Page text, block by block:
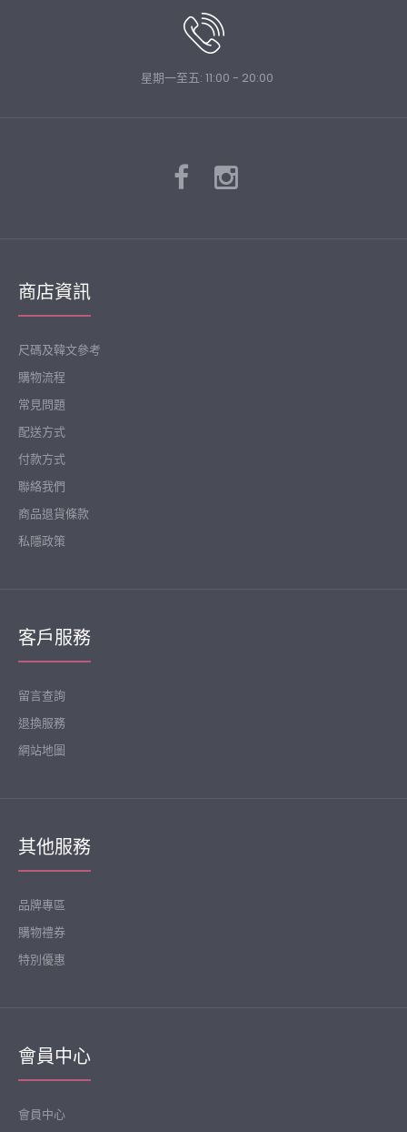
cooingkids-베이비옷 - S멜리사슈트(보넷세트)♡韓國幼兒裝
星期一至五: 11:00 - 20:00
商店資訊
尺碼及韓文參考
購物流程
常見問題
配送方式
付款方式
聯絡我們
商品退貨條款
私隱政策
客戶服務
留言查詢
退換服務
網站地圖
其他服務
品牌專區
購物禮券
特別優惠
會員中心
會員中心